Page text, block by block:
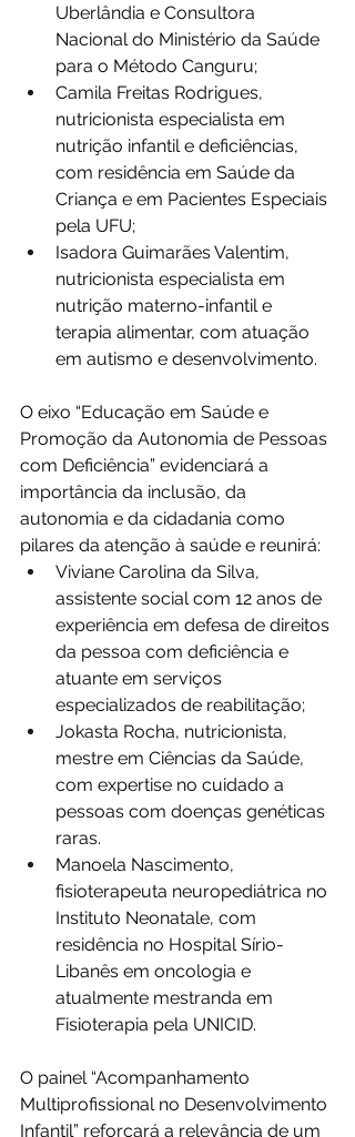
Uberlândia e Consultora
Nacional do Ministério da Saúde
para o Método Canguru;
Camila Freitas Rodrigues,
nutricionista especialista em
nutrição infantil e deficiências,
com residência em Saúde da
Criança e em Pacientes Especiais
pela UFU;
Isadora Guimarães Valentim,
nutricionista especialista em
nutrição materno-infantil e
terapia alimentar, com atuação
em autismo e desenvolvimento.
O eixo “Educação em Saúde e
Promoção da Autonomia de Pessoas
com Deficiência” evidenciará a
importância da inclusão, da
autonomia e da cidadania como
pilares da atenção à saúde e reunirá:
Viviane Carolina da Silva,
assistente social com 12 anos de
experiência em defesa de direitos
da pessoa com deficiência e
atuante em serviços
especializados de reabilitação;
Jokasta Rocha, nutricionista,
mestre em Ciências da Saúde,
com expertise no cuidado a
pessoas com doenças genéticas
raras.
Manoela Nascimento,
fisioterapeuta neuropediátrica no
Instituto Neonatale, com
residência no Hospital Sírio-
Libanês em oncologia e
atualmente mestranda em
Fisioterapia pela UNICID.
O painel “Acompanhamento
Multiprofissional no Desenvolvimento
Infantil” reforçará a relevância de um